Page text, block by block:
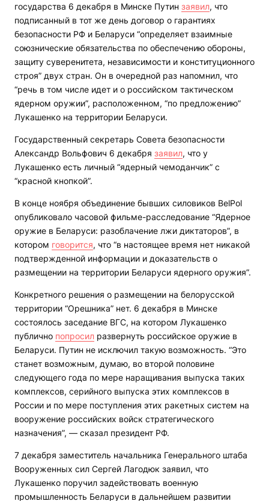
государства 6 декабря в Минске Путин заявил, что
подписанный в тот же день договор о гарантиях
безопасности РФ и Беларуси “определяет взаимные
союзнические обязательства по обеспечению обороны,
защиту суверенитета, независимости и конституционного
строя” двух стран. Он в очередной раз напомнил, что
“речь в том числе идет и о российском тактическом
ядерном оружии”, расположенном, “по предложению”
Лукашенко на территории Беларуси.
Государственный секретарь Совета безопасности
Александр Вольфович 6 декабря заявил, что у
Лукашенко есть личный “ядерный чемоданчик” с
“красной кнопкой”.
В конце ноября объединение бывших силовиков BelPol
опубликовало часовой фильме-расследование “Ядерное
оружие в Беларуси: разоблачение лжи диктаторов”, в
котором говорится, что “в настоящее время нет никакой
подтвержденной информации и доказательств о
размещении на территории Беларуси ядерного оружия”.
Конкретного решения о размещении на белорусской
территории “Орешника” нет. 6 декабря в Минске
состоялось заседание ВГС, на котором Лукашенко
публично попросил развернуть российское оружие в
Беларуси. Путин не исключил такую возможность. “Это
станет возможным, думаю, во второй половине
следующего года по мере наращивания выпуска таких
комплексов, серийного выпуска этих комплексов в
России и по мере поступления этих ракетных систем на
вооружение российских войск стратегического
назначения”, — сказал президент РФ.
7 декабря заместитель начальника Генерального штаба
Вооруженных сил Сергей Лагодюк заявил, что
Лукашенко поручил задействовать военную
промышленность Беларуси в дальнейшем развитии